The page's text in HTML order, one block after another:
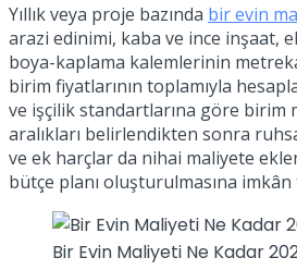
Yıllık veya proje bazında bir evin
arazi edinimi, kaba ve ince inşaat,
boya-kaplama kalemlerinin
birim fiyatlarının toplamıyla
ve işçilik standartlarına göre birim
aralıkları belirlendikten sonra
ve ek harçlar da nihai maliyete
bütçe planı oluşturulmasına imkân
Bir Evin Maliyeti Ne Kadar